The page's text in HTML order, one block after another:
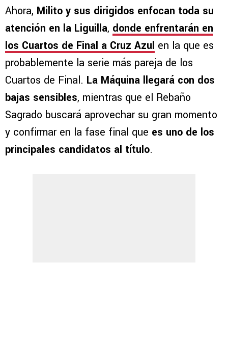
Ahora, Milito y sus dirigidos enfocan toda su
atención en la Liguilla, donde enfrentarán en
los Cuartos de Final a Cruz Azul en la que es
probablemente la serie más pareja de los
Cuartos de Final. La Máquina llegará con dos
bajas sensibles, mientras que el Rebaño
Sagrado buscará aprovechar su gran momento
y confirmar en la fase final que es uno de los
principales candidatos al título.